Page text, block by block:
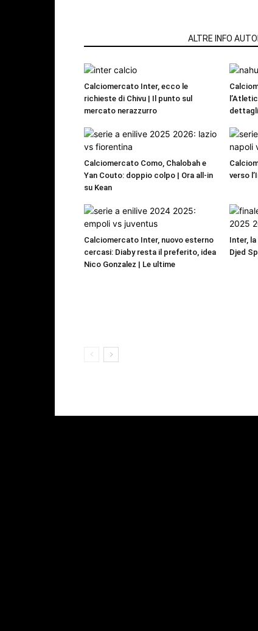
ALTRE INFO
Calciomercato Inter, ecco le
richieste di Chivu | Il punto sul
mercato nerazzurro
dettagli
Calciomercato Como, Chalobah e
Yan Couto: doppio colpo | Ora all-in
su Kean
verso
Calciomercato Inter, nuovo esterno
cercasi: Diaby resta il preferito, idea
Nico Gonzalez | Le ultime
Inter,
Djed